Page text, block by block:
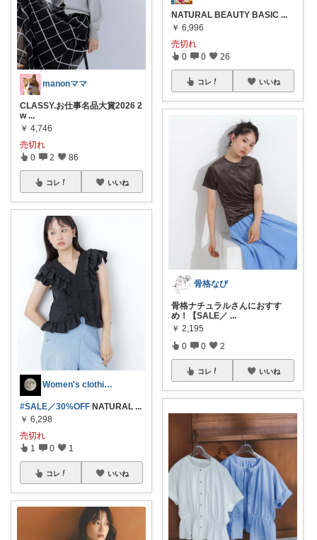
manonママ
CLASSY.お仕事名品大賞2026 2
w ...
￥ 4,746
売切れ
0 2 86
コレ いいね
Women's clothing
#SALE／30%OFF NATURAL ...
￥ 6,298
売切れ
1 0 1
コレ いいね
NATURAL BEAUTY BASIC ...
￥ 6,996
売切れ
0 0 26
コレ いいね
骨格なび
骨格ナチュラルさんにおすす
め！【SALE／ ...
￥ 2,195
0 0 2
コレ いいね